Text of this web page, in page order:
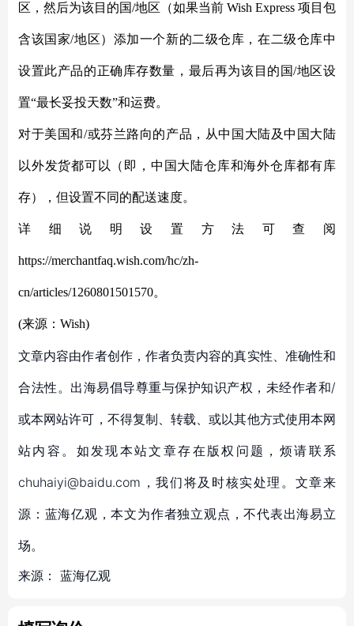
区，然后为该目的国/地区（如果当前 Wish Express 项目包
含该国家/地区）添加一个新的二级仓库，在二级仓库中
设置此产品的正确库存数量，最后再为该目的国/地区设
置“最长妥投天数”和运费。
对于美国和/或芬兰路向的产品，从中国大陆及中国大陆
以外发货都可以（即，中国大陆仓库和海外仓库都有库
存），但设置不同的配送速度。
详细说明设置方法可查阅
https://merchantfaq.wish.com/hc/zh-
cn/articles/1260801501570。
(来源：Wish)
文章内容由作者创作，作者负责内容的真实性、准确性和
合法性。出海易倡导尊重与保护知识产权，未经作者和/
或本网站许可，不得复制、转载、或以其他方式使用本网
站内容。如发现本站文章存在版权问题，烦请联系
chuhaiyi@baidu.com，我们将及时核实处理。文章来
源：蓝海亿观，本文为作者独立观点，不代表出海易立
场。
来源： 蓝海亿观